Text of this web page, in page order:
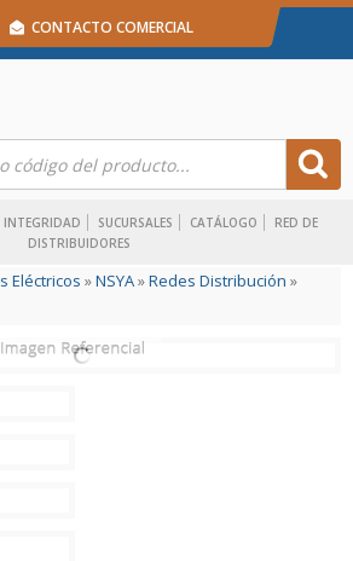
INTEGRIDAD SUCURSALES CATÁLOGO
RED DE
DISTRIBUIDORES
CONTACTO COMERCIAL
Eléctricos »NSYA»Redes Distribución »